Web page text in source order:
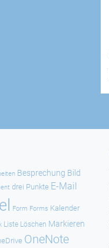
Besprechung Bild
drei Punkte E-Mail
Form Forms Kalender
Liste Löschen Markieren
OneNote